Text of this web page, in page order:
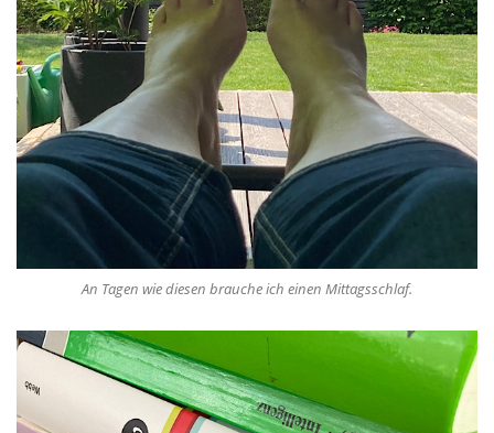
An Tagen wie diesen brauche ich einen Mittagsschlaf.